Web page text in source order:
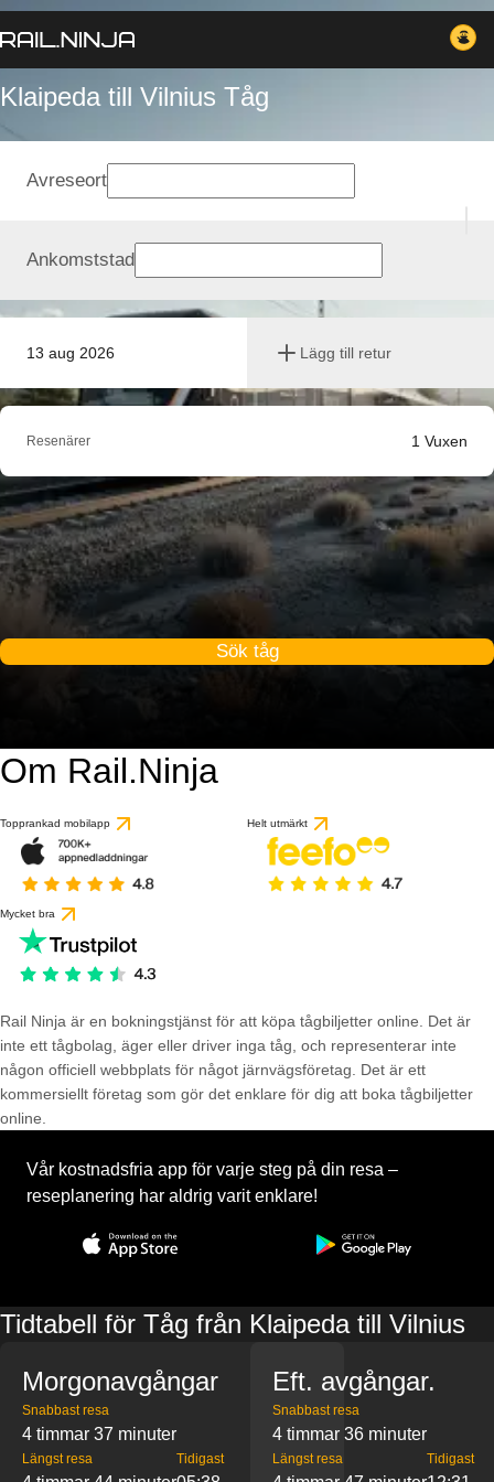
Klaipeda till Vilnius Tåg
13 aug 2026 Lägg till retur
Avreseort
Ankomststad
Resenärer 1 Vuxen
Sök tåg
Om Rail.Ninja
Topprankad mobilapp Helt utmärkt
Mycket bra
Rail Ninja är en bokningstjänst för att köpa tågbiljetter online. Det är
inte ett tågbolag, äger eller driver inga tåg, och representerar inte
någon officiell webbplats för något järnvägsföretag. Det är ett
kommersiellt företag som gör det enklare för dig att boka tågbiljetter
online.
Vår kostnadsfria app för varje steg på din resa –
reseplanering har aldrig varit enklare!
Tidtabell för Tåg från Klaipeda till Vilnius
Morgonavgångar
Snabbast resa
4 timmar 37 minuter
Längst resa Tidigast
Eft. avgångar.
Snabbast resa
4 timmar 36 minuter
Längst resa Tidigast